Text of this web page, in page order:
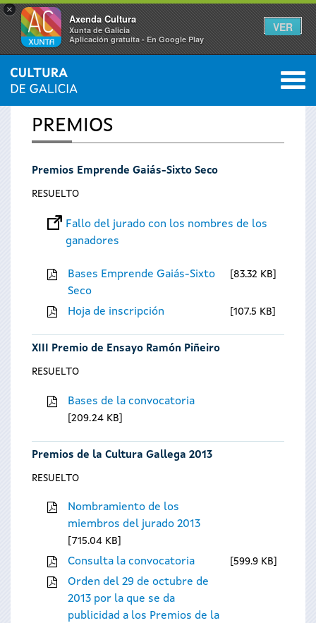
×
Axenda Cultura
Xunta de Galicia
Aplicación gratuíta - En Google Play
VER
Se
encuentra
usted
INICIO 0
PREMIOS
Premios Emprende Gaiás-Sixto Seco
RESUELTO
Fallo del jurado con los nombres de los
ganadores
Bases Emprende Gaiás-Sixto
Seco
83.32 KB
Hoja de inscripción 107.5 KB
XIII Premio de Ensayo Ramón Piñeiro
RESUELTO
Bases de la convocatoria
209.24 KB
Premios de la Cultura Gallega 2013
RESUELTO
Nombramiento de los
miembros del jurado 2013
715.04 KB
Consulta la convocatoria 599.9 KB
Orden del 29 de octubre de
2013 por la que se da
publicidad a los Premios de la